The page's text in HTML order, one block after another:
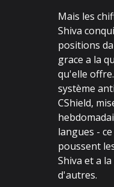
Mais les
Shiva
positions
grace a la
qu'elle
système
CShield,
langues -
poussent
Shiva et a
d'autres.